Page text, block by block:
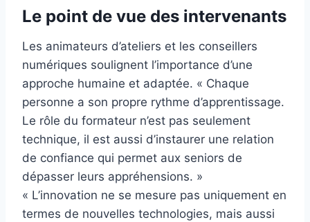
Le point de vue des intervenants
Les animateurs d’ateliers et les conseillers
numériques soulignent l’importance d’une
approche humaine et adaptée. « Chaque
personne a son propre rythme d’apprentissage.
Le rôle du formateur n’est pas seulement
technique, il est aussi d’instaurer une relation
de confiance qui permet aux seniors de
dépasser leurs appréhensions. »
« L’innovation ne se mesure pas uniquement en
termes de nouvelles technologies, mais aussi